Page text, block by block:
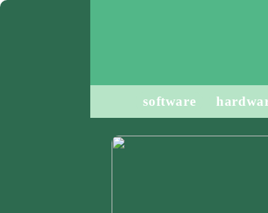
software